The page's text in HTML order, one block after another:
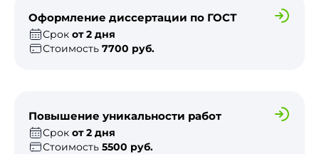
Оформление диссертации по ГОСТ
Срок от 2 дня
Стоимость 7700 руб.
Повышение уникальности работ
Срок от 2 дня
Стоимость 5500 руб.